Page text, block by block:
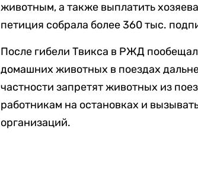
животным, а также выплатить
петиция собрала более 360 тыс.
После гибели Твикса в РЖД
домашних животных в поездах
частности запретят животных из
работникам на остановках и
организаций.